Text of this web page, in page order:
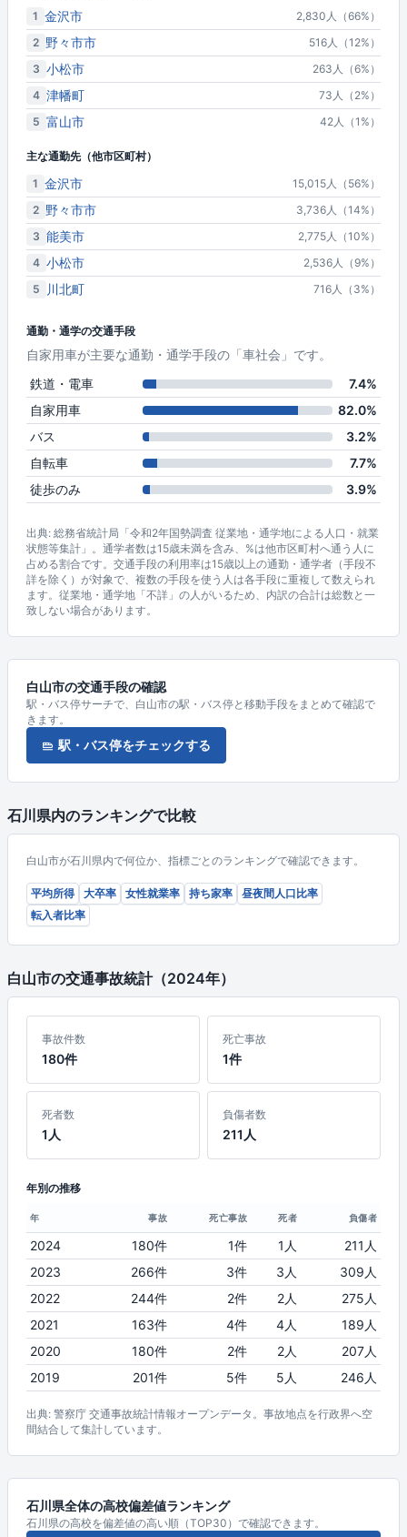
1 金沢市
2,830人（66%）
2 野々市市
516人（12%）
3 小松市
263人（6%）
4 津幡町
73人（2%）
5 富山市 42人（1%）
主な通勤先（他市区町村）
1 金沢市
15,015人（56%）
2 野々市市
3,736人（14%）
3 能美市
2,775人（10%）
4 小松市
2,536人（9%）
5
川北町 716人（3%）
通勤・通学の交通手段
自家用車が主要な通勤・通学手段の「車社会」です。
鉄道・電車
7.4%
自家用車
82.0%
バス
3.2%
自転車
7.7%
徒歩のみ
3.9%
出典: 総務省統計局「令和2年国勢調査 従業地・通学地による人口・就業
状態等集計」。通学者数は15歳未満を含み、%は他市区町村へ通う人に
占める割合です。交通手段の利用率は15歳以上の通勤・通学者（手段不
詳を除く）が対象で、複数の手段を使う人は各手段に重複して数えられ
ます。従業地・通学地「不詳」の人がいるため、内訳の合計は総数と一
致しない場合があります。
白山市の交通手段の確認
駅・バス停サーチで、白山市の駅・バス停と移動手段をまとめて確認で
きます。
駅・バス停をチェックする
石川県内のランキングで比較
白山市が石川県内で何位か、指標ごとのランキングで確認できます。
平均所得 大卒率 女性就業率 持ち家率
昼夜間人口比率
転入者比率
白山市の交通事故統計（2024年）
事故件数
180件
死亡事故
1件
死者数
1人
負傷者数
211人
年別の推移
年 事故 死亡事故 死者 負傷者
2024 180件 1件 1人
211人
2023
266件 3件 3人
309人
2022
244件 2件 2人
275人
2021
163件 4件 4人
189人
2020
180件 2件 2人
207人
2019
201件 5件 5人 246人
出典: 警察庁 交通事故統計情報オープンデータ。事故地点を行政界へ空
間結合して集計しています。
石川県全体の高校偏差値ランキング
石川県の高校を偏差値の高い順（TOP30）で確認できます。